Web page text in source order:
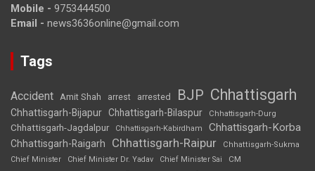
Mobile - 9753444500
Email - news3636online@gmail.com
Tags
Accident Amit Shah arrest arrested BJP Chhattisgarh
Chhattisgarh-Bijapur Chhattisgarh-Bilaspur Chhattisgarh-Durg
Chhattisgarh-Jagdalpur Chhattisgarh-Kabirdham Chhattisgarh-Korba
Chhattisgarh-Raigarh Chhattisgarh-Raipur
Chhattisgarh-Sukma
Chief Minister
Chief Minister Dr. Yadav Chief Minister Sai CM